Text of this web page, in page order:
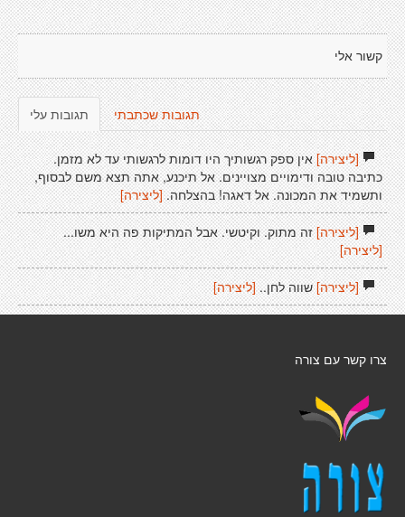
קשור אלי
תגובות עלי תגובות שכתבתי
[ליצירה]אין ספק רגשותיך היו דומות לרגשותי עד לא מזמן.
כתיבה טובה ודימויים מצויינים. אל תיכנע, אתה תצא משם לבסוף,
ותשמיד את המכונה. אל דאגה! בהצלחה. [ליצירה]
[ליצירה]זה מתוק. וקיטשי. אבל המתיקות פה היא משו...
[ליצירה]
[ליצירה]שווה לחן..[ליצירה]
צרו קשר עם צורה